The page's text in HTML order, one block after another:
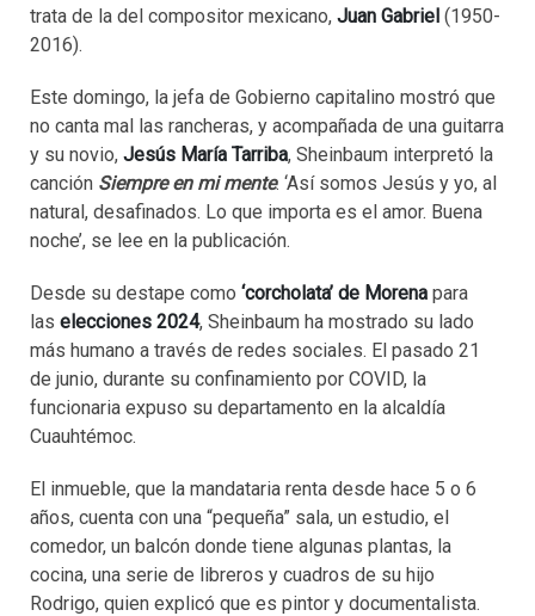
trata de la del compositor mexicano, Juan Gabriel (1950-
2016).
Este domingo, la jefa de Gobierno capitalino mostró que
no canta mal las rancheras, y acompañada de una guitarra
y su novio, Jesús María Tarriba, Sheinbaum interpretó la
canción Siempre en mi mente. ‘Así somos Jesús y yo, al
natural, desafinados. Lo que importa es el amor. Buena
noche’, se lee en la publicación.
Desde su destape como ‘corcholata’ de Morena para
las elecciones 2024, Sheinbaum ha mostrado su lado
más humano a través de redes sociales. El pasado 21
de junio, durante su confinamiento por COVID, la
funcionaria expuso su departamento en la alcaldía
Cuauhtémoc.
El inmueble, que la mandataria renta desde hace 5 o 6
años, cuenta con una “pequeña” sala, un estudio, el
comedor, un balcón donde tiene algunas plantas, la
cocina, una serie de libreros y cuadros de su hijo
Rodrigo, quien explicó que es pintor y documentalista.